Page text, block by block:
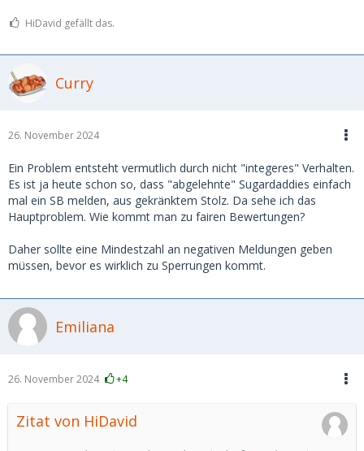
HiDavid gefällt das.
Curry
26. November 2024
Ein Problem entsteht vermutlich durch nicht "integeres" Verhalten.
Es ist ja heute schon so, dass "abgelehnte" Sugardaddies einfach
mal ein SB melden, aus gekränktem Stolz. Da sehe ich das
Hauptproblem. Wie kommt man zu fairen Bewertungen?
Daher sollte eine Mindestzahl an negativen Meldungen geben
müssen, bevor es wirklich zu Sperrungen kommt.
Emiliana
26. November 2024 +4
Zitat von HiDavid